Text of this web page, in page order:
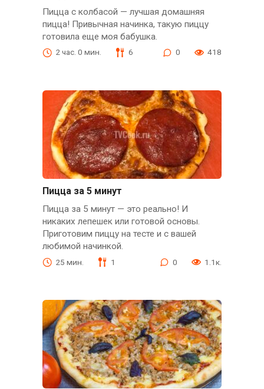
Пицца с колбасой — лучшая домашняя
пицца! Привычная начинка, такую пиццу
готовила еще моя бабушка.
2 час. 0 мин. 6 0 418
Пицца за 5 минут
Пицца за 5 минут — это реально! И
никаких лепешек или готовой основы.
Приготовим пиццу на тесте и с вашей
любимой начинкой.
25 мин. 1 0 1.1к.